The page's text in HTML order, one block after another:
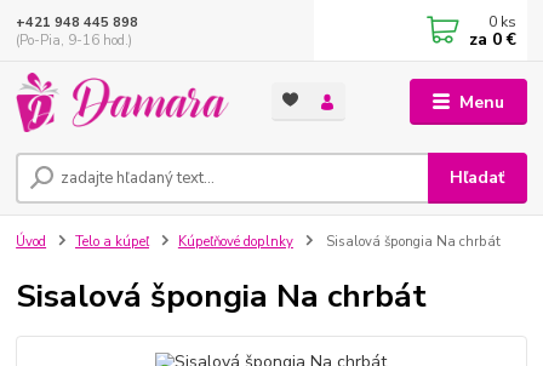
Menu
Hľadať
+421 948 445 898
(Po-Pia, 9-16 hod.)
0 ks
za 0 €
Úvod Telo a kúpeľ Kúpeľňové doplnky Sisalová špongia Na chrbát
Sisalová špongia Na chrbát